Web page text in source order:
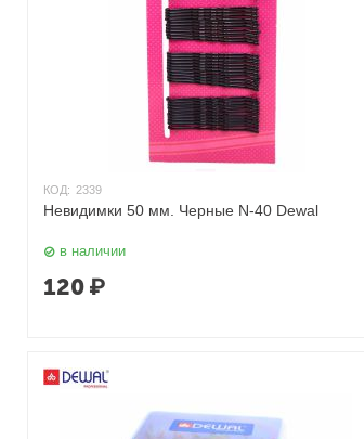
КОД: 2339
Невидимки 50 мм. Черные N-40 Dewal
в наличии
120 ₽